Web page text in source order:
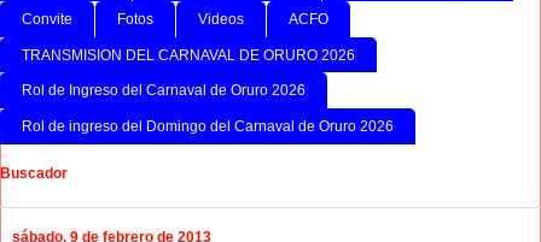
Convite Fotos Videos ACFO
TRANSMISION DEL CARNAVAL DE ORURO 2026
Rol de Ingreso del Carnaval de Oruro 2026
Rol de ingreso del Domingo del Carnaval de Oruro 2026
Buscador
sábado, 9 de febrero de 2013